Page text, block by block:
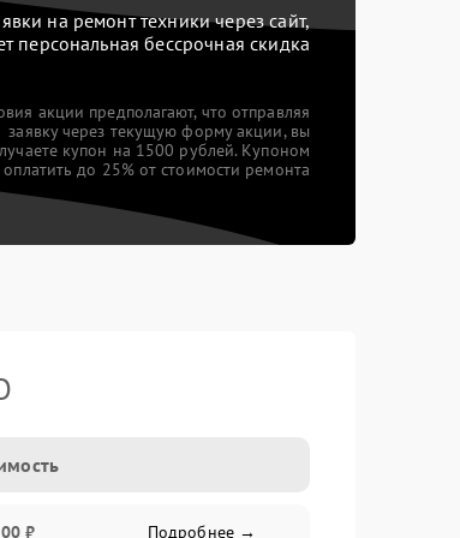
на ремонт техники через сайт,
персональная бессрочная скидка
акции предполагают, что отправляя
заявку через текущую форму акции, вы
купон на 1500 рублей. Купоном
до 25% от стоимости ремонта
₽ Подробнее →